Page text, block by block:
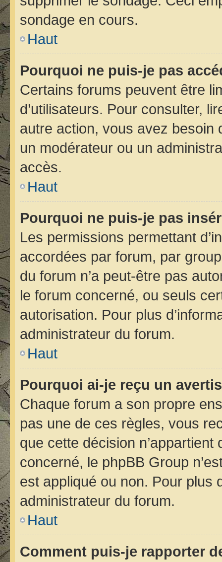
sondage en cours.
Haut
Pourquoi ne puis-je pas
Certains forums peuvent être
d’utilisateurs. Pour consulter,
autre action, vous avez besoin
un modérateur ou un
accès.
Haut
Pourquoi ne puis-je pas
Les permissions permettant
accordées par forum, par
du forum n’a peut-être pas
le forum concerné, ou seuls
autorisation. Pour plus
administrateur du forum.
Haut
Pourquoi ai-je reçu un
Chaque forum a son propre
pas une de ces règles, vous
que cette décision n’appartient
concerné, le phpBB Group
est appliqué ou non. Pour plus
administrateur du forum.
Haut
Comment puis-je rapporter